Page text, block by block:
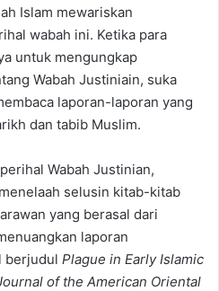
Islam mewariskan
wabah ini. Ketika para
untuk mengungkap
Wabah Justiniain, suka
laporan-laporan yang
dan tabib Muslim.
Wabah Justinian,
selusin kitab-kitab
yang berasal dari
laporan
berjudul Plague in Early Islamic
of the American Oriental